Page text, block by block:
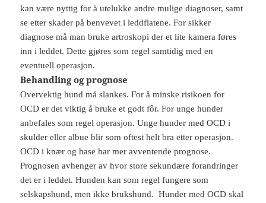
kan være nyttig for å utelukke andre mulige diagnoser, samt
se etter skader på benvevet i leddflatene. For sikker
diagnose må man bruke artroskopi der et lite kamera føres
inn i leddet. Dette gjøres som regel samtidig med en
eventuell operasjon.
Behandling og prognose
Overvektig hund må slankes. For å minske risikoen for
OCD er det viktig å bruke et godt fôr. For unge hunder
anbefales som regel operasjon. Unge hunder med OCD i
skulder eller albue blir som oftest helt bra etter operasjon.
OCD i knær og hase har mer avventende prognose.
Prognosen avhenger av hvor store sekundære forandringer
det er i leddet. Hunden kan som regel fungere som
selskapshund, men ikke brukshund. Hunder med OCD skal